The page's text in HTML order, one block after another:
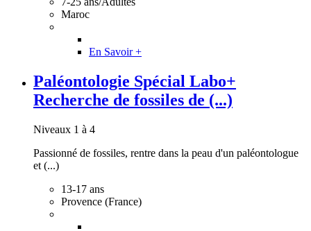
Maroc
En Savoir +
Paléontologie Spécial Labo+
Recherche de fossiles de (...)
Niveaux 1 à 4
Passionné de fossiles, rentre dans la peau d'un paléontologue
et (...)
13-17 ans
Provence (France)